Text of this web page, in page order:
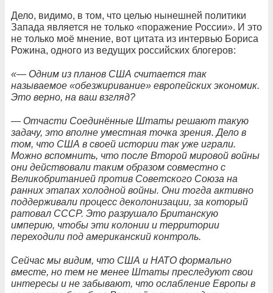
Дело, видимо, в том, что целью нынешней политики
Запада является не только «поражение России». И это
не только моё мнение, вот цитата из интервью Бориса
Рожина, одного из ведущих российских блогеров:
«— Одним из планов США считается так
называемое «обезжиривание» европейских экономик.
Это верно, на ваш взгляд?
— Отчасти Соединённые Штаты решают такую
задачу, это вполне уместная точка зрения. Дело в
том, что США в своей истории так уже играли.
Можно вспомнить, что после Второй мировой войны
они действовали таким образом совместно с
Великобританией против Советского Союза на
ранних этапах холодной войны. Они тогда активно
поддерживали процесс деколонизации, за который
ратовал СССР. Это разрушало Британскую
империю, чтобы эти колонии и территории
переходили под американский контроль.
Сейчас мы видим, что США и НАТО формально
вместе, но тем не менее Штаты преследуют свои
интересы и не забывают, что ослабление Европы в